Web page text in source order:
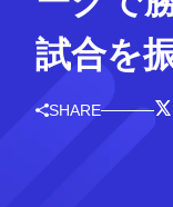
試合を
SHARE